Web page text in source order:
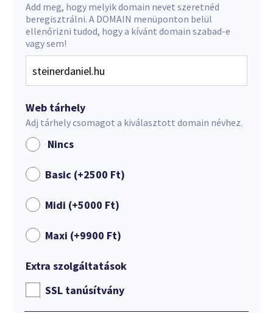
Add meg, hogy melyik domain nevet szeretnéd
beregisztrálni. A DOMAIN menüponton belül
ellenőrizni tudod, hogy a kívánt domain szabad-e
vagy sem!
Web tárhely
Adj tárhely csomagot a kiválasztott domain névhez.
Nincs
Basic (+2500 Ft)
Midi (+5000 Ft)
Maxi (+9900 Ft)
Extra szolgáltatások
SSL tanúsítvány